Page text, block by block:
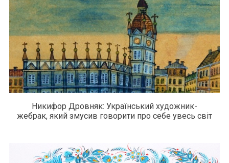
Никифор Дровняк: Український художник-
жебрак, який змусив говорити про себе увесь світ